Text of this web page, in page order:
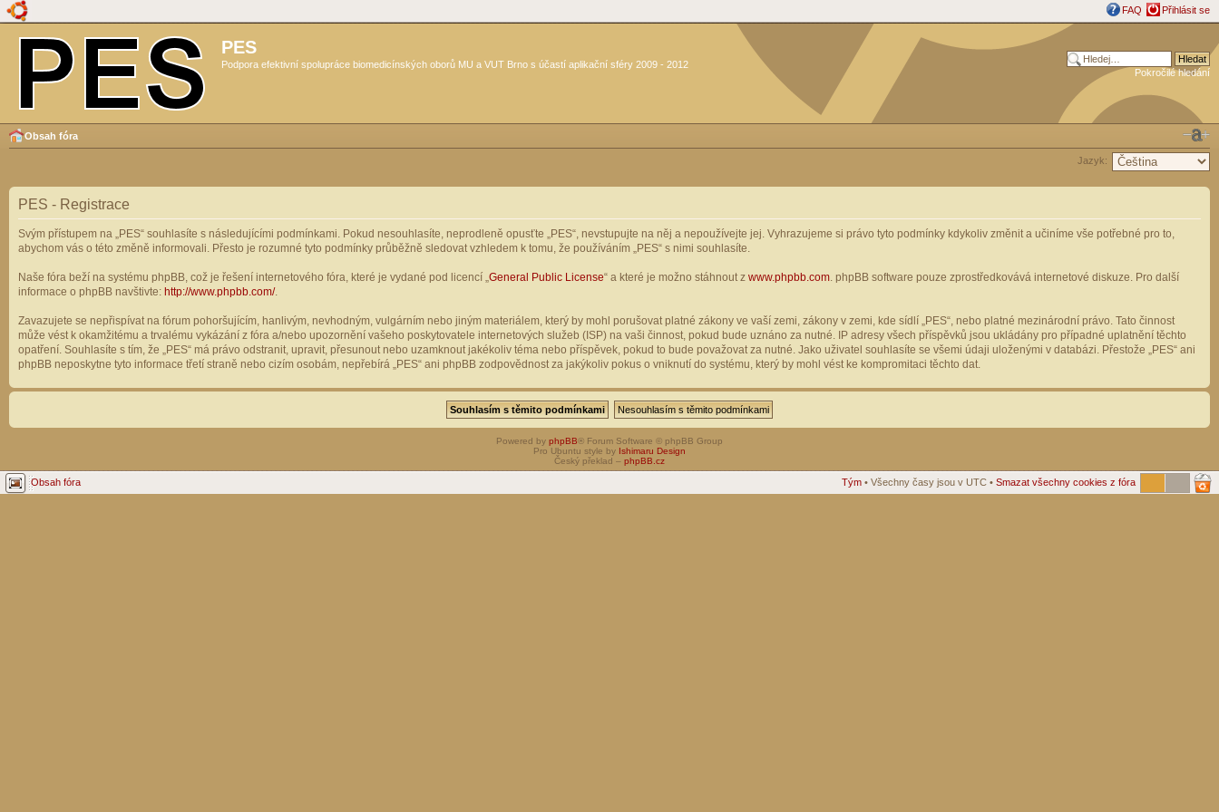
FAQ Přihlásit se
PES
Podpora efektivní spolupráce biomedicínských oborů MU a VUT Brno s účastí aplikační sféry 2009 - 2012
Pokročilé hledání
Obsah fóra
Jazyk:
PES - Registrace
Svým přístupem na „PES“ souhlasíte s následujícími podmínkami. Pokud nesouhlasíte, neprodleně opusťte „PES“, nevstupujte na něj a nepoužívejte jej. Vyhrazujeme si právo tyto podmínky kdykoliv změnit a učiníme vše potřebné pro to,
abychom vás o této změně informovali. Přesto je rozumné tyto podmínky průběžně sledovat vzhledem k tomu, že používáním „PES“ s nimi souhlasíte.
Naše fóra beží na systému phpBB, což je řešení internetového fóra, které je vydané pod licencí „ General Public License“ a které je možno stáhnout z www.phpbb.com . phpBB software pouze zprostředkovává internetové diskuze. Pro další
informace o phpBB navštivte: http://www.phpbb.com/.
Zavazujete se nepřispívat na fórum pohoršujícím, hanlivým, nevhodným, vulgárním nebo jiným materiálem, který by mohl porušovat platné zákony ve vaší zemi, zákony v zemi, kde sídlí „PES“, nebo platné mezinárodní právo. Tato činnost
může vést k okamžitému a trvalému vykázání z fóra a/nebo upozornění vašeho poskytovatele internetových služeb (ISP) na vaši činnost, pokud bude uznáno za nutné. IP adresy všech příspěvků jsou ukládány pro případné uplatnění těchto
opatření. Souhlasíte s tím, že „PES“ má právo odstranit, upravit, přesunout nebo uzamknout jakékoliv téma nebo příspěvek, pokud to bude považovat za nutné. Jako uživatel souhlasíte se všemi údaji uloženými v databázi. Přestože „PES“ ani
phpBB neposkytne tyto informace třetí straně nebo cizím osobám, nepřebírá „PES“ ani phpBB zodpovědnost za jakýkoliv pokus o vniknutí do systému, který by mohl vést ke kompromitaci těchto dat.
Powered by phpBB® Forum Software © phpBB Group
Pro Ubuntu style by Ishimaru Design
Český překlad – phpBB.cz
Obsah fóra Tým • Všechny časy jsou v UTC • Smazat všechny cookies z fóra